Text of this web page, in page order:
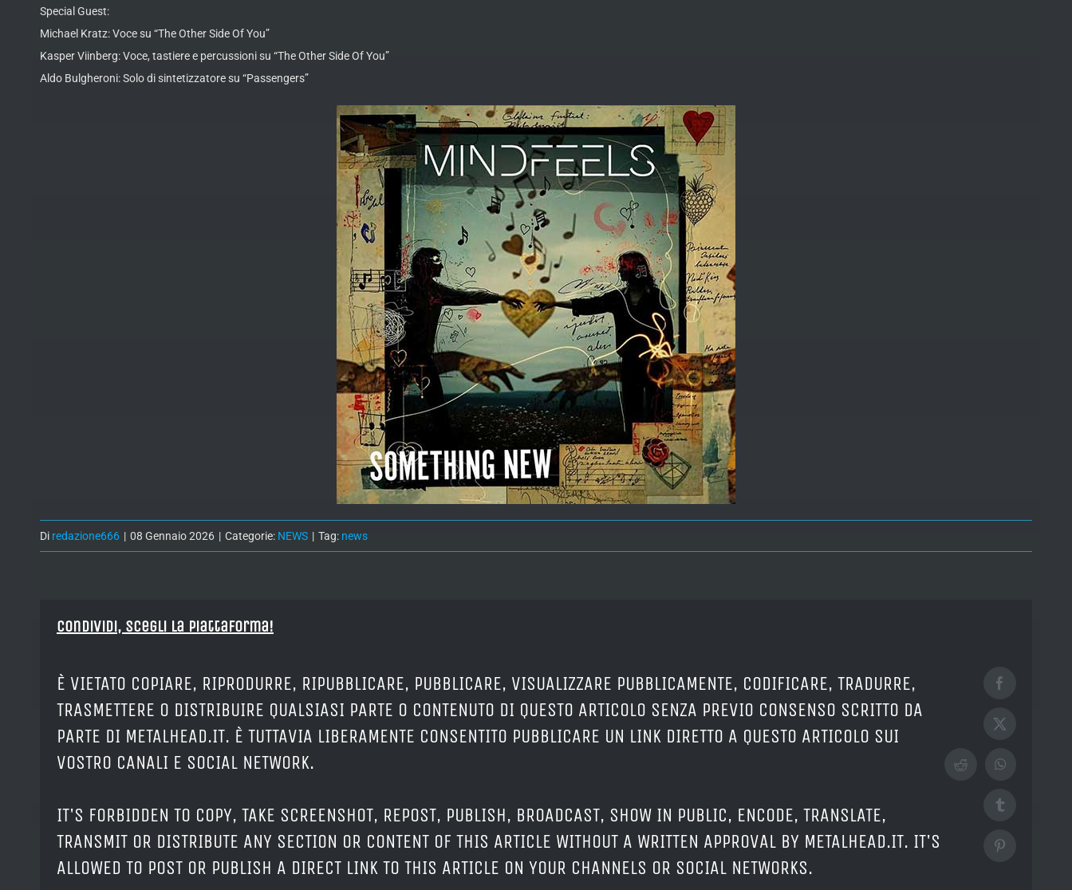
Special Guest:
Michael Kratz: Voce su “The Other Side Of You”
Kasper Viinberg: Voce, tastiere e percussioni su “The Other Side Of You”
Aldo Bulgheroni: Solo di sintetizzatore su “Passengers”
Di redazione666 | 08 Gennaio 2026 | Categorie: NEWS | Tag: news
Condividi, Scegli la piattaforma!
È VIETATO COPIARE, RIPRODURRE, RIPUBBLICARE, PUBBLICARE, VISUALIZZARE PUBBLICAMENTE, CODIFICARE, TRADURRE,
TRASMETTERE O DISTRIBUIRE QUALSIASI PARTE O CONTENUTO DI QUESTO ARTICOLO SENZA PREVIO CONSENSO SCRITTO DA
PARTE DI METALHEAD.IT. È TUTTAVIA LIBERAMENTE CONSENTITO PUBBLICARE UN LINK DIRETTO A QUESTO ARTICOLO SUI
VOSTRO CANALI E SOCIAL NETWORK.
IT'S FORBIDDEN TO COPY, TAKE SCREENSHOT, REPOST, PUBLISH, BROADCAST, SHOW IN PUBLIC, ENCODE, TRANSLATE,
TRANSMIT OR DISTRIBUTE ANY SECTION OR CONTENT OF THIS ARTICLE WITHOUT A WRITTEN APPROVAL BY METALHEAD.IT. IT'S
ALLOWED TO POST OR PUBLISH A DIRECT LINK TO THIS ARTICLE ON YOUR CHANNELS OR SOCIAL NETWORKS.
Facebook
X
RedditWhatsApp
Tumblr
Pinterest